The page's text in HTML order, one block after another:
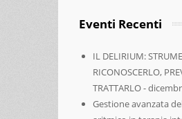
Eventi Recenti
IL DELIRIUM:
RICONOSCERLO,
TRATTARLO -
Gestione avanzata